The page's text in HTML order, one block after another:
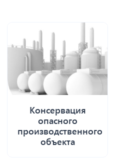
Консервация
опасного
производственного
объекта